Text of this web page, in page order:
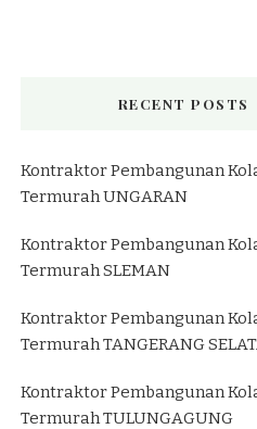
RECENT POSTS
Kontraktor Pembangunan
Termurah UNGARAN
Kontraktor Pembangunan
Termurah SLEMAN
Kontraktor Pembangunan
Termurah TANGERANG
Kontraktor Pembangunan
Termurah TULUNGAGUNG